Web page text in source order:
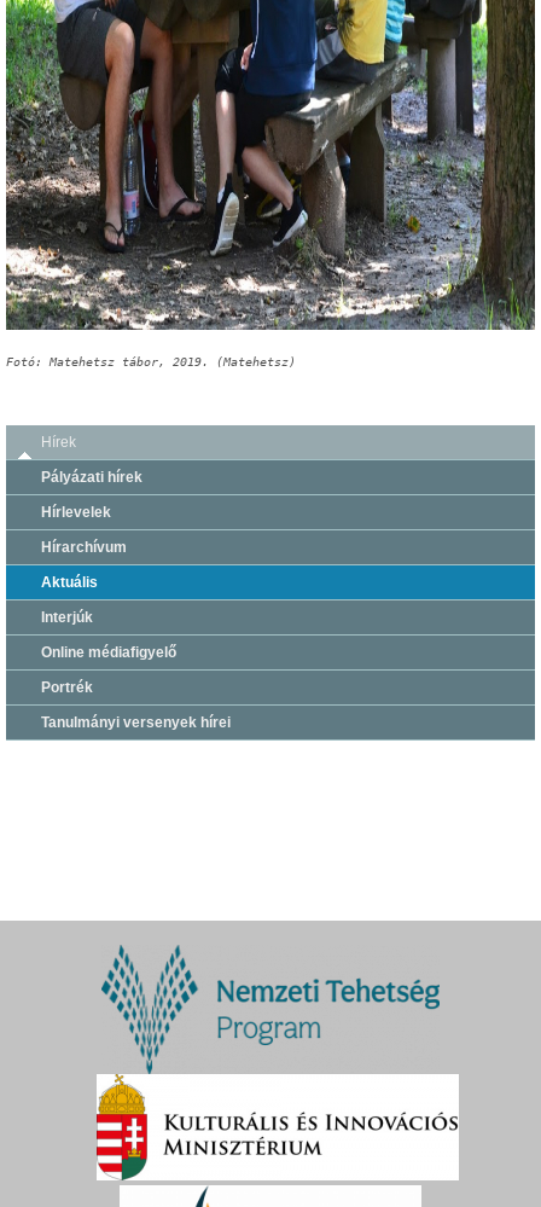
Fotó: Matehetsz tábor, 2019. (Matehetsz)
Hírek
Pályázati hírek
Hírlevelek
Hírarchívum
Aktuális
Interjúk
Online médiafigyelő
Portrék
Tanulmányi versenyek hírei